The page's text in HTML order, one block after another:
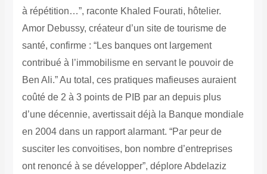
à répétition…”, raconte Khaled Fourati, hôtelier.
Amor Debussy, créateur d’un site de tourisme de
santé, confirme : “Les banques ont largement
contribué à l’immobilisme en servant le pouvoir de
Ben Ali.” Au total, ces pratiques mafieuses auraient
coûté de 2 à 3 points de PIB par an depuis plus
d’une décennie, avertissait déjà la Banque mondiale
en 2004 dans un rapport alarmant. “Par peur de
susciter les convoitises, bon nombre d’entreprises
ont renoncé à se développer”, déplore Abdelaziz